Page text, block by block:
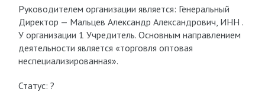
Руководителем организации является: Генеральный
Директор — Мальцев Александр Александрович, ИНН .
У организации 1 Учредитель. Основным направлением
деятельности является «торговля оптовая
неспециализированная».
Статус: ?